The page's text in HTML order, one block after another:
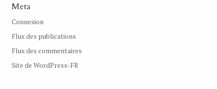
Meta
Connexion
Flux des publications
Flux des commentaires
Site de WordPress-FR